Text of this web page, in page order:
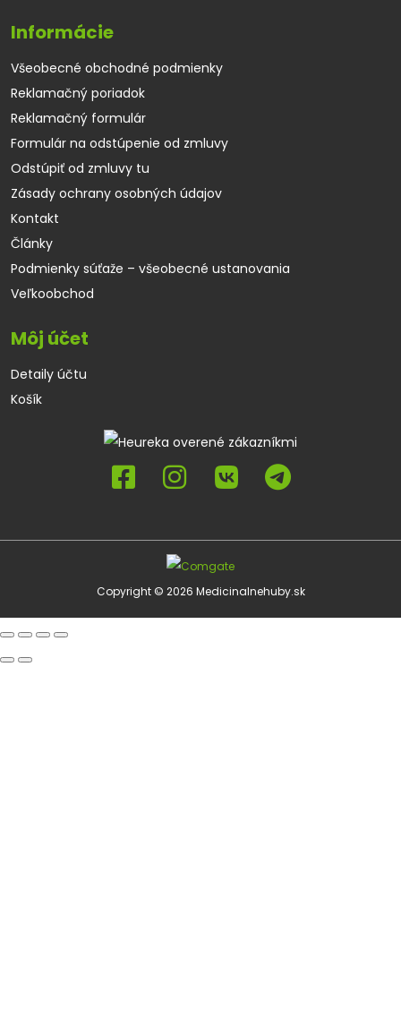
Informácie
Všeobecné obchodné podmienky
Reklamačný poriadok
Reklamačný formulár
Formulár na odstúpenie od zmluvy
Odstúpiť od zmluvy tu
Zásady ochrany osobných údajov
Kontakt
Články
Podmienky súťaže – všeobecné ustanovania
Veľkoobchod
Môj účet
Detaily účtu
Košík
Copyright © 2026 Medicinalnehuby.sk